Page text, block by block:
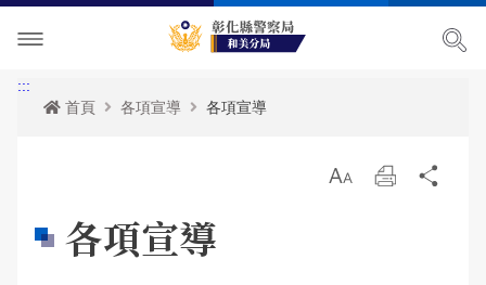
單位介紹
聯絡資訊
活動訊息
治安宣導
便民服務
:::
首頁
各項宣導 各項宣導
放 列
各項宣導